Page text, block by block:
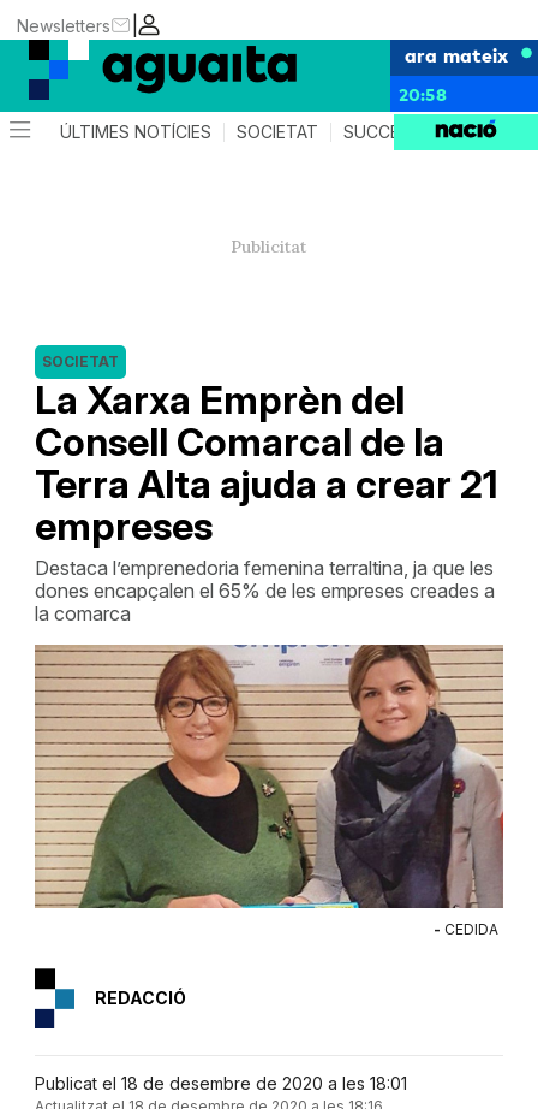
|
Newsletters
ara mateix
20:58
ÚLTIMES NOTÍCIES SOCIETAT SUCCESSOS AGENDA
La Xarxa Emprèn del
Consell Comarcal de la
Terra Alta ajuda a crear 21
empreses
SOCIETAT
Destaca l’emprenedoria femenina terraltina, ja que les
dones encapçalen el 65% de les empreses creades a
la comarca
- CEDIDA
REDACCIÓ
Publicat el 18 de desembre de 2020 a les 18:01